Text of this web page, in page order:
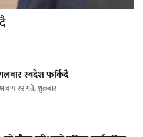
स्वदेश फर्किंदै
२२ गते, शुक्रबार